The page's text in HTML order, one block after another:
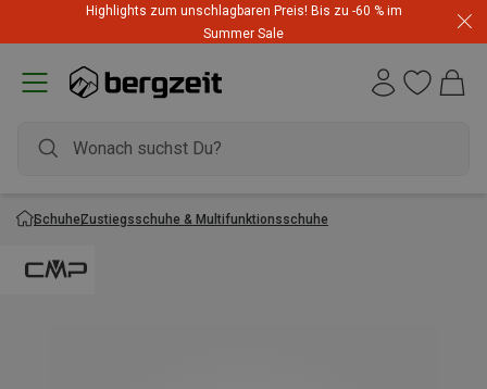
Highlights zum unschlagbaren Preis! Bis zu -60 % im
Summer Sale
SchuheZustiegsschuhe & Multifunktionsschuhe